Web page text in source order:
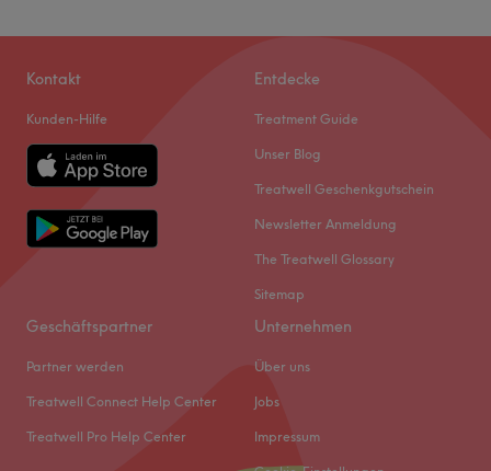
Kontakt
Kunden-Hilfe
Entdecke
Treatment Guide
Unser Blog
Treatwell Geschenkgutschein
Newsletter Anmeldung
The Treatwell Glossary
Sitemap
Geschäftspartner
Partner werden
Treatwell Connect Help Center
Treatwell Pro Help Center
Unternehmen
Über uns
Jobs
Impressum